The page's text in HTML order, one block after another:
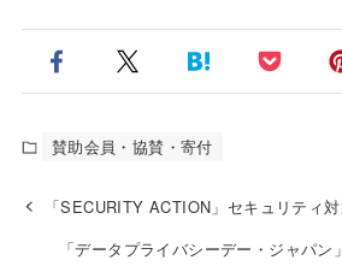
賛助会員・協賛・寄付
「SECURITY ACTION」セキュリティ
「データプライバシーデー・ジャパ